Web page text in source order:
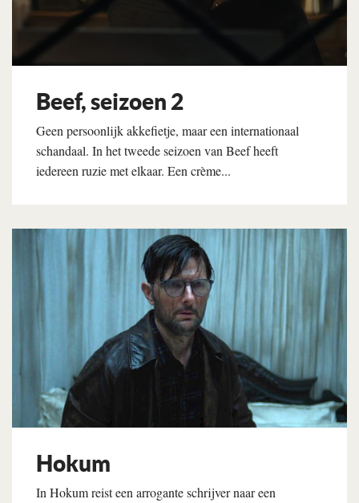
Beef, seizoen 2
Geen persoonlijk akkefietje, maar een internationaal
schandaal. In het tweede seizoen van Beef heeft
iedereen ruzie met elkaar. Een crème...
Lees verder
Hokum
In Hokum reist een arrogante schrijver naar een